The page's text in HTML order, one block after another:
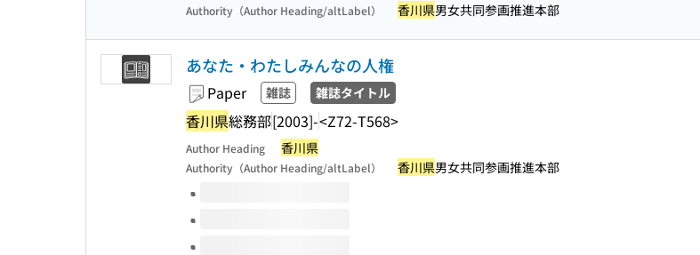
Authority（Author Heading/altLabel） 香川県男女共同参画推進本部
あなた・わたしみんなの人権
Paper 雑誌 雑誌タイトル
香川県総務部[2003]-<Z72-T568>
Author Heading 香川県
Authority（Author Heading/altLabel） 香川県男女共同参画推進本部
Volumes of this title